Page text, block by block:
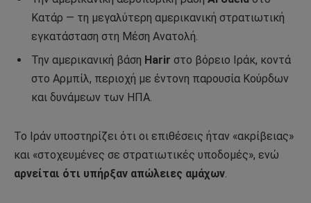
Κατάρ — τη μεγαλύτερη αμερικανική στρατιωτική
εγκατάσταση στη Μέση Ανατολή.
Την αμερικανική βάση Harir στο βόρειο Ιράκ, κοντά
στο Αρμπίλ, περιοχή με έντονη παρουσία Κούρδων
και δυνάμεων των ΗΠΑ.
Το Ιράν υποστηρίζει ότι οι επιθέσεις ήταν «ακρίβειας»
και «στοχευμένες σε στρατιωτικές υποδομές», ενώ
αρνείται ότι υπήρξαν απώλειες αμάχων.